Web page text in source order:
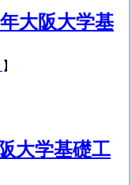
大阪大学基
】
大学基礎工